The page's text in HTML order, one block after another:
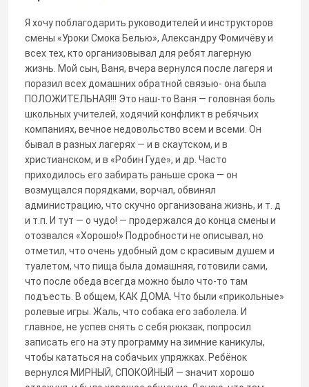
Я хочу поблагодарить руководителей и инструкторов
смены «Уроки Смока Белью», Александру Фомичёву и
всех тех, кто организовывал для ребят лагерную
жизнь. Мой сын, Ваня, вчера вернулся после лагеря и
поразил всех домашних обратной связью- она была
ПОЛОЖИТЕЛЬНАЯ!!! Это наш-то Ваня — головная боль
школьных учителей, ходячий конфликт в ребячьих
компаниях, вечное недовольство всем и всеми. Он
бывал в разных лагерях — и в скаутском, и в
христианском, и в «Робин Гуде», и др. Часто
приходилось его забирать раньше срока — он
возмущался порядками, ворчал, обвинял
администрацию, что скучно организована жизнь, и т. д
и т.п. И тут — о чудо! — продержался до конца смены и
отозвался «Хорошо!» Подробности не описывал, но
отметил, что очень удобный дом с красивым душем и
туалетом, что пища была домашняя, готовили сами,
что после обеда всегда можно было что-то там
подъесть. В общем, КАК ДОМА. Что были «прикольные»
ролевые игры. Жаль, что собака его заболела. И
главное, не успев снять с себя рюкзак, попросил
записать его на эту программу на зимние каникулы,
чтобы кататься на собачьих упряжках. Ребёнок
вернулся МИРНЫЙ, СПОКОЙНЫЙ — значит хорошо